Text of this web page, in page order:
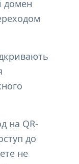
домен
на QR-
до
не